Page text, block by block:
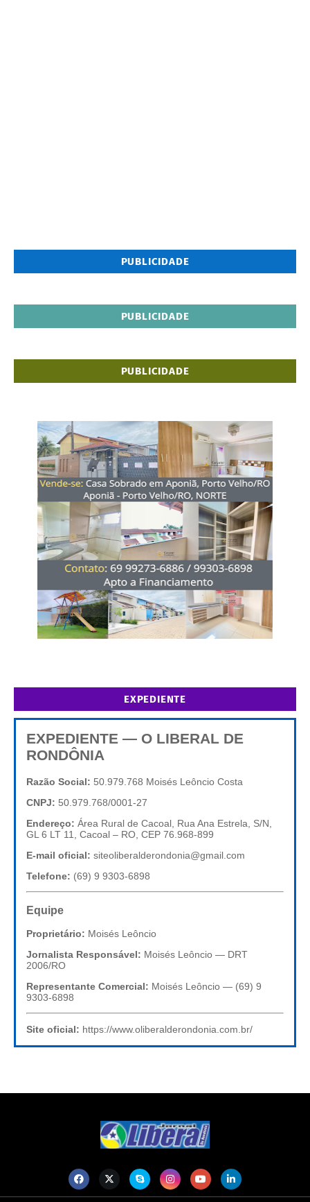
PUBLICIDADE
PUBLICIDADE
PUBLICIDADE
EXPEDIENTE
EXPEDIENTE — O LIBERAL DE
RONDÔNIA
Razão Social: 50.979.768 Moisés Leôncio Costa
CNPJ: 50.979.768/0001-27
Endereço: Área Rural de Cacoal, Rua Ana Estrela, S/N,
GL 6 LT 11, Cacoal – RO, CEP 76.968-899
E-mail oficial: siteoliberalderondonia@gmail.com
Telefone: (69) 9 9303-6898
Equipe
Proprietário: Moisés Leôncio
Jornalista Responsável: Moisés Leôncio — DRT
2006/RO
Representante Comercial: Moisés Leôncio — (69) 9
9303-6898
Site oficial: https://www.oliberalderondonia.com.br/